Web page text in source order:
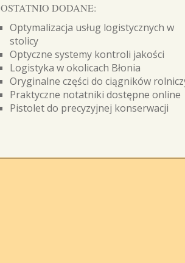
OSTATNIO DODANE:
Optymalizacja usług logistycznych w
stolicy
Optyczne systemy kontroli jakości
Logistyka w okolicach Błonia
Oryginalne części do ciągników
Praktyczne notatniki dostępne online
Pistolet do precyzyjnej konserwacji